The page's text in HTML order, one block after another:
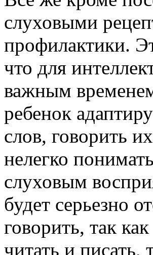
слуховыми
профилактики.
что для
важным
ребенок
слов, говорить
нелегко
слуховым
будет серьезно
говорить, так
читать и писать,